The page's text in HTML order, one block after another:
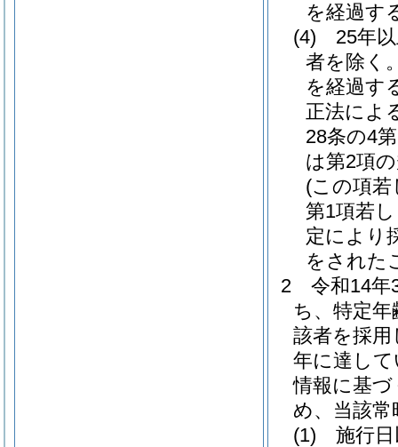
を経過す
(4)
25年
者を除く
を経過す
正法によ
28条の4
は第2項
(この項若
第1項若
定により
をされた
2
令和14年
ち、特定
該者を採
年に達し
情報に基
め、当該
(1)
施行